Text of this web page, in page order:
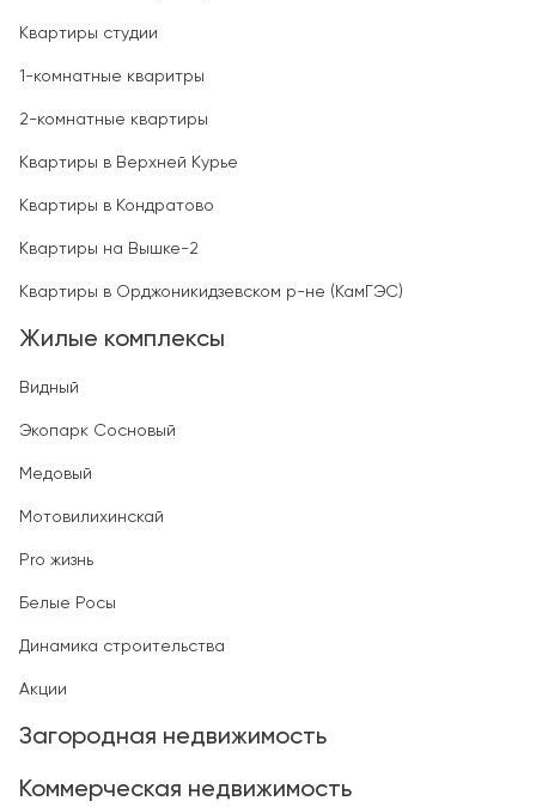
Квартиры студии
1-комнатные кваритры
2-комнатные квартиры
Квартиры в Верхней Курье
Квартиры в Кондратово
Квартиры на Вышке-2
Квартиры в Орджоникидзевском р-не (КамГЭС)
Жилые комплексы
Видный
Экопарк Сосновый
Медовый
Мотовилихинскай
Pro жизнь
Белые Росы
Динамика строительства
Акции
Загородная недвижимость
Коммерческая недвижимость